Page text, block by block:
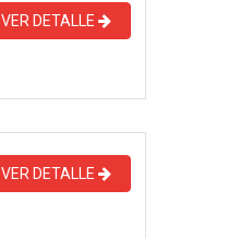
VER DETALLE
VER DETALLE